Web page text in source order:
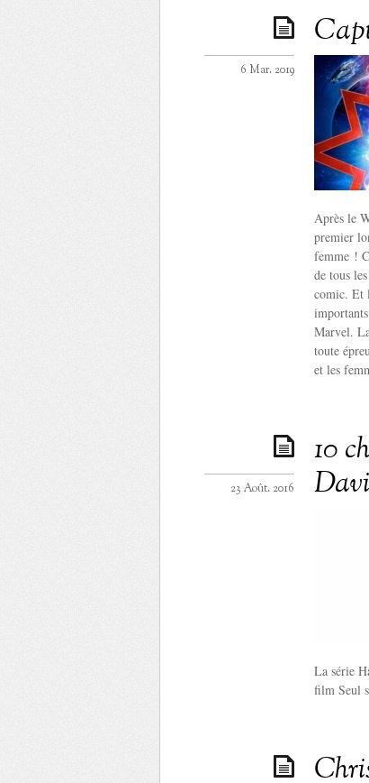
6 Mar. 2019
Après le
premier
femme !
de tous
comic. Et
Marvel.
toute
et les
10
23 Août. 2016
La série
film Seul